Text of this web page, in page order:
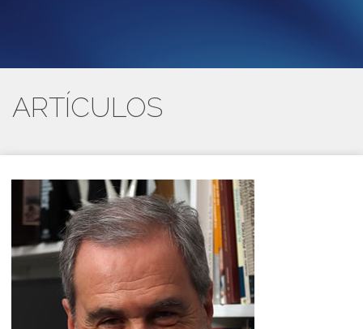
ARTÍCULOS